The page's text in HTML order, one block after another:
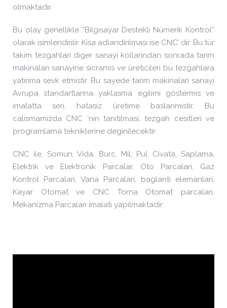
olmaktadir.
Bu olay genellikle “Bilgisayar Destekli Nümerik Kontrol”
olarak isimlendirilir. Kisa adlandirilmasi ise CNC’ dir. Bu tür
takim tezgahlari diger sanayi kollarindan sonrada tarim
makinalari sanayine sicramis ve üreticileri bu tezgahlara
yatirima sevk etmistir. Bu sayede tarim makinalari sanayi
Avrupa standartlarina yaklasma egilimi göstermis ve
imalatta seri, hatasiz üretime baslanmistir. Bu
calismamizda CNC ‘nin tanitilmasi, tezgah cesitleri ve
programlama tekniklerine deginilecektir.
CNC ile, Somun, Vida, Burc, Mil, Pul, Civata, Saplama,
Elektrik ve Elektronik Parcalar, Oto Parcalari, Gaz
Kontrol Parcalari, Vana Parcalari, baglanti elemanlari,
Kayar Otomat ve CNC Torna Otomat parcalari,
Mekanizma Parcalari imalati yapilmaktadir.